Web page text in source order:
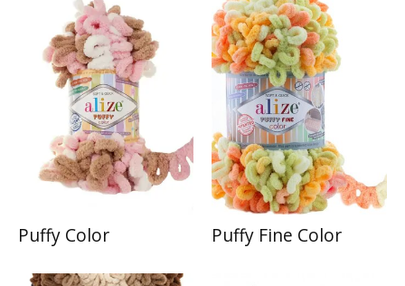
Puffy Color Puffy Fine Color